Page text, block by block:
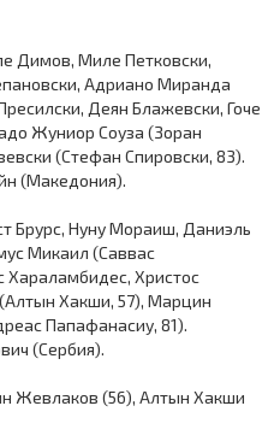
Димов, Миле Петковски,
Адриано Миранда
Деян Блажевски, Гоче
Жуниор Соуза (Зоран
(Стефан Спировски, 83).
(Македония).
Брурс, Нуну Мораиш, Даниэль
Микаил (Саввас
Хараламбидес, Христос
Хакши, 57), Марцин
Папафанасиу, 81).
(Сербия).
Жевлаков (56), Алтын Хакши